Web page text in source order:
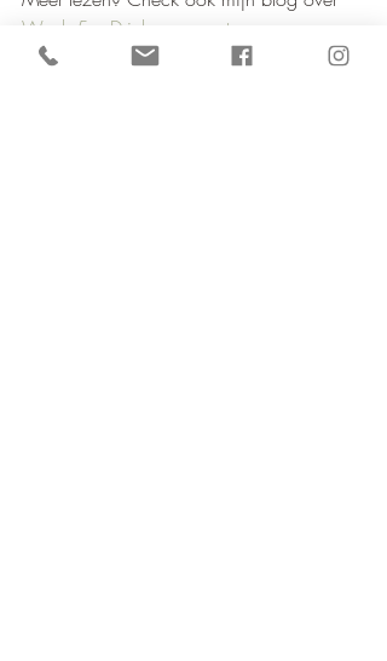
Week 5 – Drink meer water